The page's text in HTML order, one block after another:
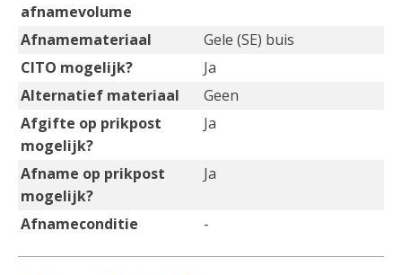
afnamevolume
Afnamemateriaal
Gele (SE) buis
CITO mogelijk?
Ja
Alternatief materiaal
Geen
Afgifte op prikpost
mogelijk?
Ja
Afname op prikpost
mogelijk?
Ja
Afnameconditie -